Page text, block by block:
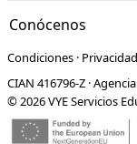
Conócenos
Condiciones · Privacidad
CIAN 416796-Z ·
© 2026 VYE Servicios